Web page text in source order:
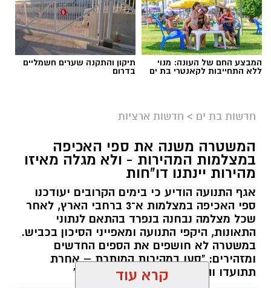
המבצע החם של העונה: מנוי
ללא התחייבות לקאנטרי בת ים
תיקון והתקנה שערים חשמליים
בדרום
חדשות בת ים > חדשות ארציות
המשטרה משנה את ספי האכיפה
במצלמות המהירות - ולא מגלה מאיזו
מהירות יינתנו דו"חות
אגף התנועה הודיע כי בימים הקרובים יעודכנו
ספי האכיפה במצלמות א־3 ברחבי הארץ, לאחר
שכל מצלמה נבחנה בנפרד בהתאם לנתוני
התאונות, היקפי התנועה ומאפייני הסיכון בכביש.
במשטרה לא חושפים את הספים החדשים
ומזהירים: "סעו במהירות המותרת – אחרת
תתועדו והדו"ח יישלח ישירות אליכם"
קרא עוד